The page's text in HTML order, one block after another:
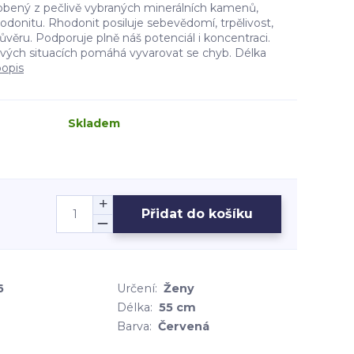
z pečlivě vybraných minerálních kamenů,
Rhodonit posiluje sebevědomí, trpělivost,
Podporuje plně náš potenciál i koncentraci.
situacích pomáhá vyvarovat se chyb. Délka
Skladem
Přidat do košíku
Určení: Ženy
Délka: 55 cm
Barva: Červená